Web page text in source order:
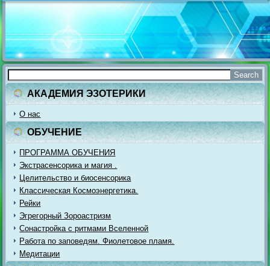
АКАДЕМИЯ ЭЗОТЕРИКИ
О нас
ОБУЧЕНИЕ
ПРОГРАММА ОБУЧЕНИЯ
Экстрасенсорика и магия .
Целительство и биосенсорика
Классическая Космоэнергетика.
Рейки
Эгрегорный Зороастризм
Сонастройка с ритмами Вселенной
Работа по заповедям. Фиолетовое пламя.
Медитации